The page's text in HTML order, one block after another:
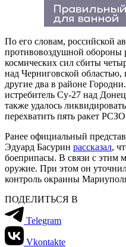
По его словам, российской
противовоздушной обороны
космических сил сбиты
над Черниговской областью,
другие два в районе
истребитель Су-27 над
также удалось
перехватить пять ракет
Ранее официальный
Эдуард Басурин рассказал,
боеприпасы. В связи с этим
оружие. При этом он
контроль окраины
ПОДЕЛИТЬСЯ В
Telegram
Vkontakte